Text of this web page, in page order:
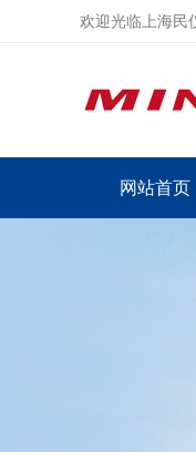
欢迎光临上海民
网站首页